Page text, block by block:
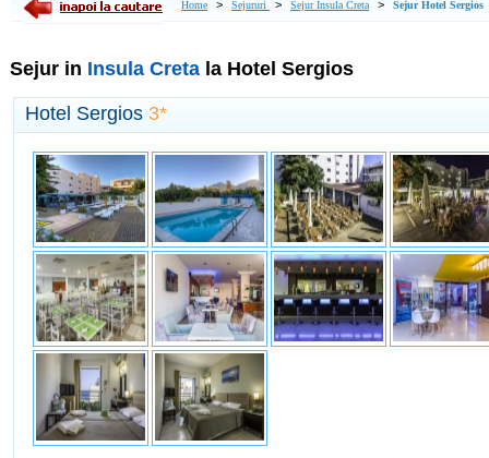
Home > Sejururi > Sejur Insula Creta > Sejur Hotel Sergios
Sejur in Insula Creta la Hotel Sergios
Hotel Sergios 3*